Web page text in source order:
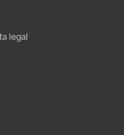
legal